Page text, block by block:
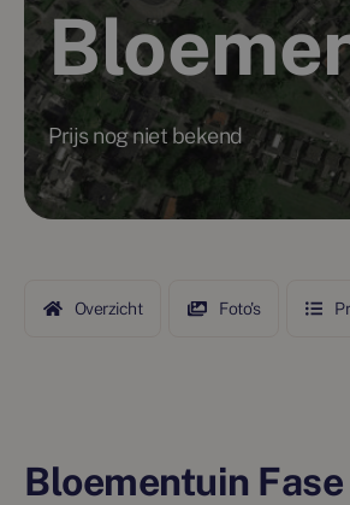
Prijs nog niet bekend
Overzicht Foto's
Bloementuin